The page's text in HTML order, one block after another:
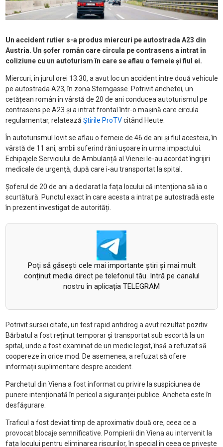
Un accident rutier s-a produs miercuri pe autostrada A23 din
Austria. Un șofer român care circula pe contrasens a intrat în
coliziune cu un autoturism în care se aflau o femeie și fiul ei.
Miercuri, în jurul orei 13:30, a avut loc un accident între două vehicule
pe autostrada A23, în zona Sterngasse. Potrivit anchetei, un
cetățean român în vârstă de 20 de ani conducea autoturismul pe
contrasens pe A23 și a intrat frontal într-o mașină care circula
regulamentar, relatează Știrile ProTVcitând Heute.
În autoturismul lovit se aflau o femeie de 46 de ani și fiul acesteia, în
vârstă de 11 ani, ambii suferind răni ușoare în urma impactului.
Echipajele Serviciului de Ambulanță al Vienei le-au acordat îngrijiri
medicale de urgență, după care i-au transportat la spital.
Șoferul de 20 de ani a declarat la fața locului că intenționa să ia o
scurtătură. Punctul exact în care acesta a intrat pe autostradă este
în prezent investigat de autorități.
Poți să găsești cele mai importante știri și mai mult
conținut media direct pe telefonul tău. Intră pe canalul
nostru în aplicația TELEGRAM
Potrivit sursei citate, un test rapid antidrog a avut rezultat pozitiv.
Bărbatul a fost reținut temporar și transportat sub escortă la un
spital, unde a fost examinat de un medic legist, însă a refuzat să
coopereze în orice mod. De asemenea, a refuzat să ofere
informații suplimentare despre accident.
Parchetul din Viena a fost informat cu privire la suspiciunea de
punere intenționată în pericol a siguranței publice. Ancheta este în
desfășurare.
Traficul a fost deviat timp de aproximativ două ore, ceea ce a
provocat blocaje semnificative. Pompierii din Viena au intervenit la
fața locului pentru eliminarea riscurilor, în special în ceea ce privește